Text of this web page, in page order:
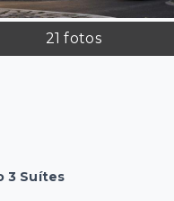
21 fotos
3 Suítes